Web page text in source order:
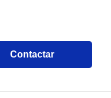
Contactar